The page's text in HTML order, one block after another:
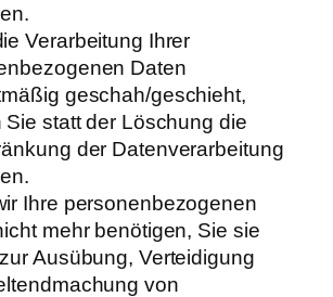
Verarbeitung Ihrer
Daten
geschah/geschieht,
Sie statt der Löschung die
der Datenverarbeitung
Ihre personenbezogenen
mehr benötigen, Sie sie
Ausübung, Verteidigung
von